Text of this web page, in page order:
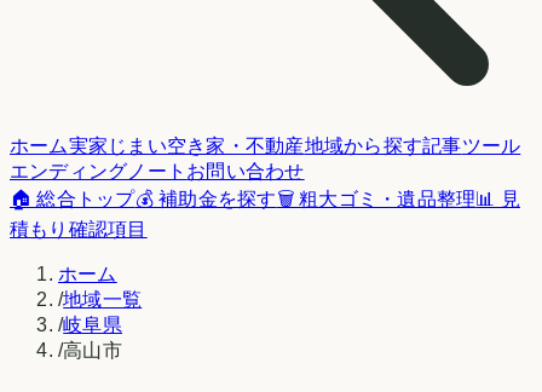
ホーム実家じまい空き家・不動産地域から探す記事ツール
エンディングノート お問い合わせ
🏠 総合トップ💰 補助金を探す🗑️ 粗大ゴミ・遺品整理📊 見
積もり確認項目
ホーム
/地域一覧
/岐阜県
/高山市